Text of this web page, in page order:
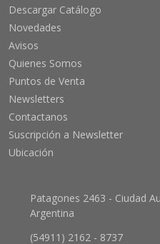
Descargar Catálogo
Novedades
Avisos
Quienes Somos
Puntos de Venta
Newsletters
Contactanos
Suscripción a Newsletter
Ubicación
Patagones 2463 - Ciudad
Argentina
(54911) 2162 - 8737